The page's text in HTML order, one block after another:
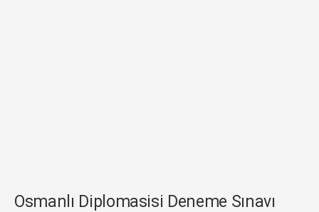
Osmanlı Diplomasisi Deneme Sınavı